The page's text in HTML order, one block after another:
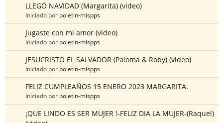
LLEGÓ NAVIDAD (Margarita) (video)
Iniciado por boletin-mispps
Jugaste con mi amor (video)
Iniciado por boletin-mispps
JESUCRISTO EL SALVADOR (Paloma & Roby) (video)
Iniciado por boletin-mispps
FELIZ CUMPLEAÑOS 15 ENERO 2023 MARGARITA.
Iniciado por boletin-mispps
¡QUE LINDO ES SER MUJER !-FELIZ DIA LA MUJER-(Raquel)